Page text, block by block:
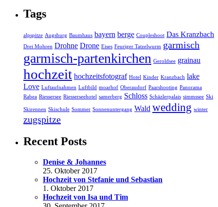
Tags
alpspitze Augsburg Baumhaus bayern berge Coupleshoot Das Kranzbach
Drei Mohren Drohne Drone Eises Feuriger Tatzelwurm garmisch
garmisch-partenkirchen Geroldsee grainau
hochzeit hochzeitsfotograf Hotel Kinder Kranzbach lake
Love Luftaufnahmen Luftbild moarhof Oberaudorf Paarshooting Panorama
Rabea Riessersee Riesserseehotel samerberg Schloss Schäzlerpalais simmssee Ski
Skirennen Skischule Sommer Sonnenuntergang Wald wedding winter
zugspitze
Recent Posts
Denise & Johannes
25. Oktober 2017
Hochzeit von Stefanie und Sebastian
1. Oktober 2017
Hochzeit von Isa und Tim